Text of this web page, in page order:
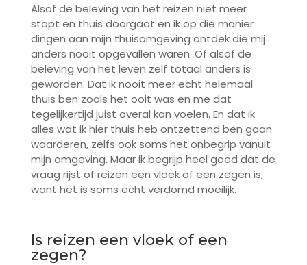
Alsof de beleving van het reizen niet meer
stopt en thuis doorgaat en ik op die manier
dingen aan mijn thuisomgeving ontdek die mij
anders nooit opgevallen waren. Of alsof de
beleving van het leven zelf totaal anders is
geworden. Dat ik nooit meer echt helemaal
thuis ben zoals het ooit was en me dat
tegelijkertijd juist overal kan voelen. En dat ik
alles wat ik hier thuis heb ontzettend ben gaan
waarderen, zelfs ook soms het onbegrip vanuit
mijn omgeving. Maar ik begrijp heel goed dat de
vraag rijst of reizen een vloek of een zegen is,
want het is soms echt verdomd moeilijk.
Is reizen een vloek of een
zegen?